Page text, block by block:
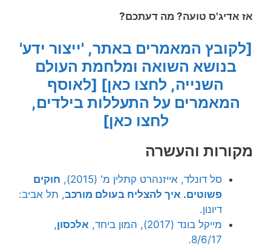
אז אדיג'ס טועה? מה דעתכם?
[לקובץ המאמרים באתר, 'ייצור ידע'
בנושא השואה ומלחמת העולם
השנייה, לחצו כאן] [לאוסף
המאמרים על התעללות בילדים,
לחצו כאן]
מקורות והעשרה
סל דונלד, אייזנהרט קתלין מ' (2015),
חוקים
פשוטים. איך להצליח בעולם מורכב, תל אביב:
דיונון.
מייקל בונד (2017), המון ביחד,
אלכסון,
8/6/17.